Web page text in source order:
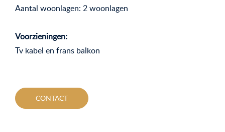
Aantal woonlagen: 2 woonlagen
Voorzieningen:
Tv kabel en frans balkon
CONTACT